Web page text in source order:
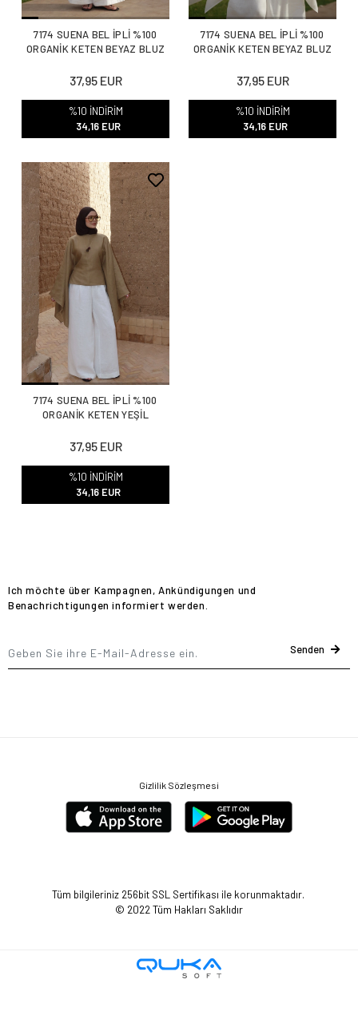
7174 SUENA BEL İPLİ %100
ORGANİK KETEN BEYAZ BLUZ
37,95 EUR
%10 İNDİRİM
34,16 EUR
7174 SUENA BEL İPLİ %100
ORGANİK KETEN BEYAZ BLUZ
37,95 EUR
%10 İNDİRİM
34,16 EUR
7174 SUENA BEL İPLİ %100
ORGANİK KETEN YEŞİL
37,95 EUR
%10 İNDİRİM
34,16 EUR
Ich möchte über Kampagnen, Ankündigungen und
Benachrichtigungen informiert werden.
Senden
Gizlilik Sözleşmesi
Tüm bilgileriniz 256bit SSL Sertifikası ile korunmaktadır.
© 2022 Tüm Hakları Saklıdır